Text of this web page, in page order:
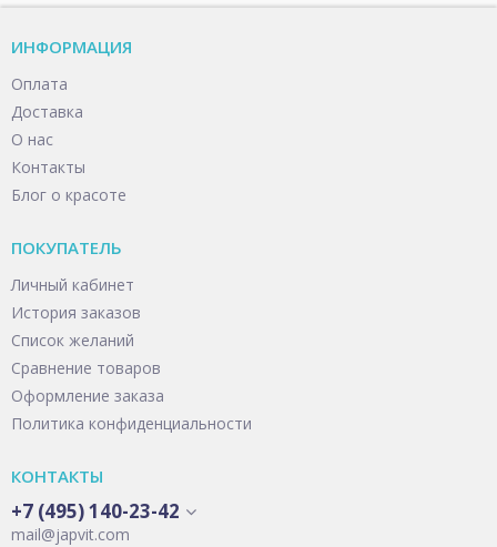
ИНФОРМАЦИЯ
Оплата
Доставка
О нас
Контакты
Блог о красоте
ПОКУПАТЕЛЬ
Личный кабинет
История заказов
Список желаний
Сравнение товаров
Оформление заказа
Политика конфиденциальности
КОНТАКТЫ
+7 (495) 140-23-42
mail@japvit.com